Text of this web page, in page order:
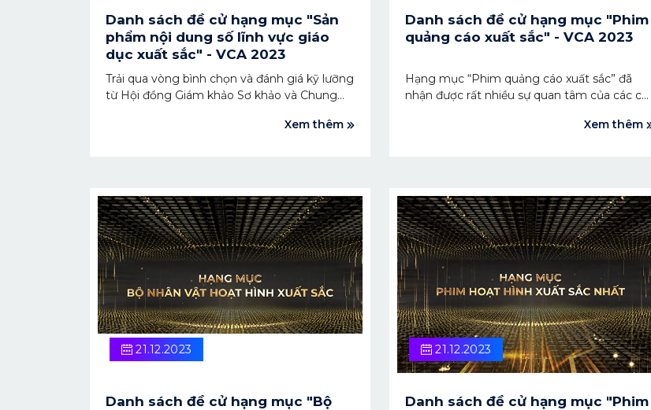
Danh sách đề cử hạng mục "Sản
phẩm nội dung số lĩnh vực giáo
dục xuất sắc" - VCA 2023
Trải qua vòng bình chọn và đánh giá kỹ lưỡng
từ Hội đồng Giám khảo Sơ khảo và Chung
viên sáng giá nhất cho hạng mục "Sản phẩm
Nội dung số Việt Nam - VCA 2023 diễn ra vào
ngày 22/12/2023.
Xem thêm
Danh sách đề cử hạng mục "Phim
quảng cáo xuất sắc" - VCA 2023
Hạng mục “Phim quảng cáo xuất sắc” đã
nhận được rất nhiều sự quan tâm của các cá
đăng ký nộp hồ sơ dự thi. Với sự tâm huyết,
là người chiến thắng trong Lễ trao Giải
thưởng VCA 2023 vào ngày 22/12.
Xem thêm
21.12.2023
Danh sách đề cử hạng mục "Bộ
21.12.2023
Danh sách đề cử hạng mục "Phim